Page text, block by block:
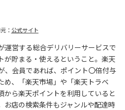
： 公式サイト
運営する総合デリバリーサービスで
が貯まる・使えるということ。楽天
、会員であれば、ポイント〇倍付与
め、「楽天市場」や「楽天トラベ
から楽天ポイントを利用していると
お店の検索条件もジャンルや配達時